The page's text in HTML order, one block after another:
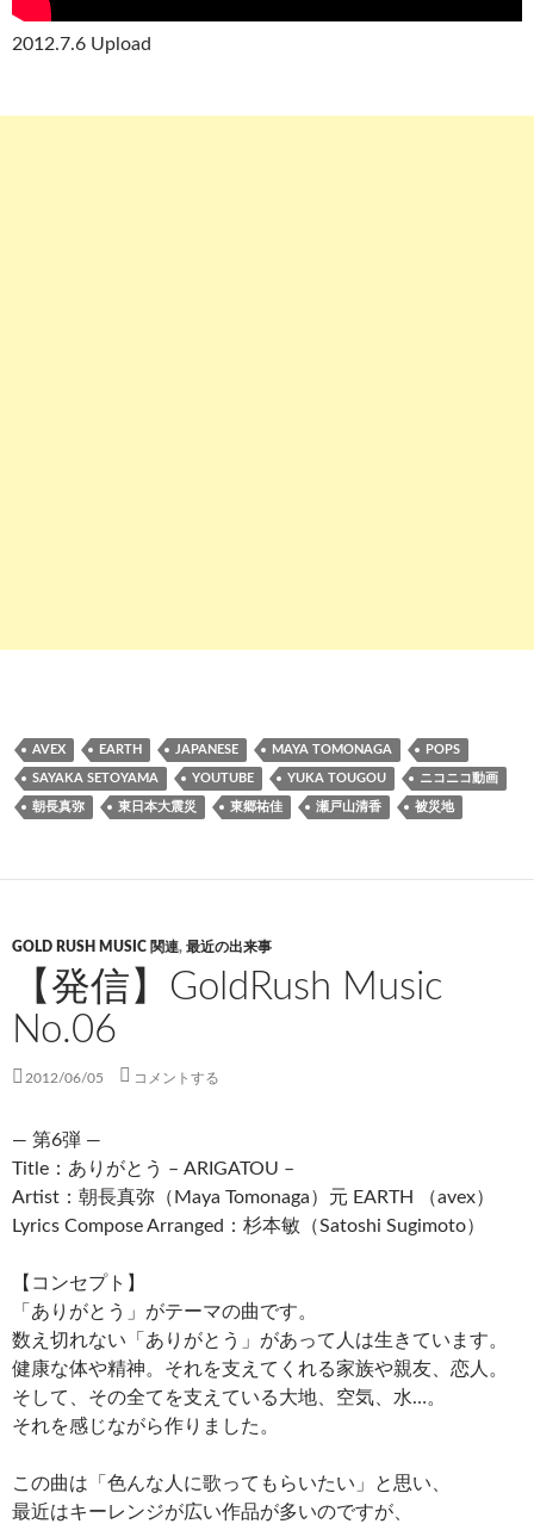
2012.7.6 Upload
AVEX EARTH JAPANESE MAYA TOMONAGA POPS
SAYAKA SETOYAMA YOUTUBE YUKA TOUGOU ニコニコ動画
朝長真弥 東日本大震災 東郷祐佳 瀬戸山清香 被災地
GOLD RUSH MUSIC 関連, 最近の出来事
【発信】GoldRush Music
No.06
2012/06/05 コメントする
— 第6弾 —
Title：ありがとう – ARIGATOU –
Artist：朝長真弥（Maya Tomonaga）元 EARTH （avex）
Lyrics Compose Arranged：杉本敏（Satoshi Sugimoto）
【コンセプト】
「ありがとう」がテーマの曲です。
数え切れない「ありがとう」があって人は生きています。
健康な体や精神。それを支えてくれる家族や親友、恋人。
そして、その全てを支えている大地、空気、水…。
それを感じながら作りました。
この曲は「色んな人に歌ってもらいたい」と思い、
最近はキーレンジが広い作品が多いのですが、